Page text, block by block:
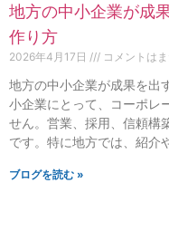
地方の中小企業が成
作り方
2026年4月17日 コメントは
地方の中小企業が成果を出
小企業にとって、コーポレ
せん。営業、採用、信頼構
です。特に地方では、紹介
ブログを読む »